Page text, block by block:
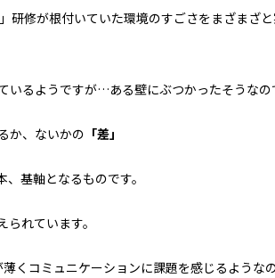
研修が根付いていた環境のすごさをまざまざ
いる ようですが…ある壁にぶつかったそうなの
か、ないかの 「差」
、基軸となるものです。
られています。
く コミュニケーションに課題を感じるような